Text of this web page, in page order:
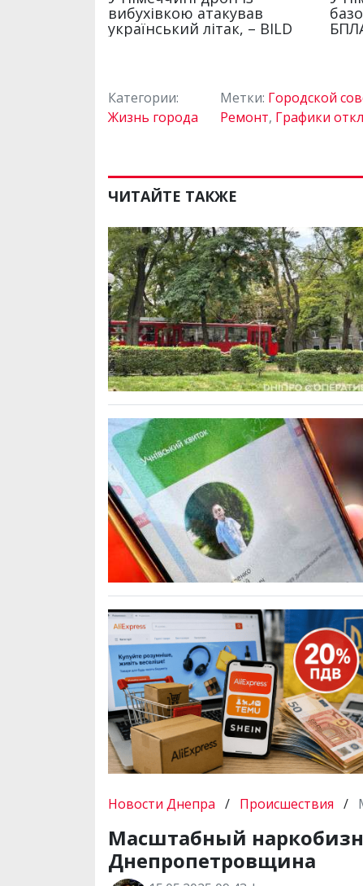
Категории:
Жизнь города
Метки: Городской
Ремонт, Графики
ЧИТАЙТЕ ТАКЖЕ
Новости Днепра / Происшествия /
Масштабный
Днепропетровщина